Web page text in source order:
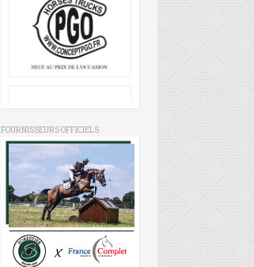
FOURNISSEURS OFFICIELS